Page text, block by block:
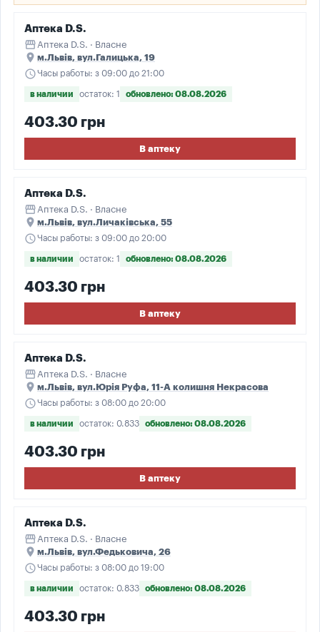
Аптека D.S.
storefront Аптека D.S. · Власне
place м.Львів, вул.Галицька, 19
scheduleЧасы работы: з 09:00 до 21:00
в наличии остаток: 1 обновлено: 08.08.2026
403.30 грн
В аптеку
Аптека D.S.
storefront Аптека D.S. · Власне
place м.Львів, вул.Личаківська, 55
scheduleЧасы работы: з 09:00 до 20:00
в наличии остаток: 1 обновлено: 08.08.2026
403.30 грн
В аптеку
Аптека D.S.
storefront Аптека D.S. · Власне
place м.Львів, вул.Юрія Руфа, 11-А колишня Некрасова
scheduleЧасы работы: з 08:00 до 20:00
в наличии остаток: 0.833 обновлено: 08.08.2026
403.30 грн
В аптеку
Аптека D.S.
storefront Аптека D.S. · Власне
place м.Львів, вул.Федьковича, 26
scheduleЧасы работы: з 08:00 до 19:00
в наличии остаток: 0.833 обновлено: 08.08.2026
403.30 грн